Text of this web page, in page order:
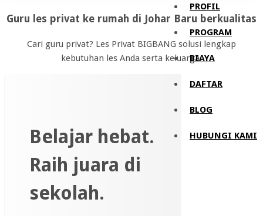
PROFIL
PROGRAM
BIAYA
DAFTAR
BLOG
HUBUNGI KAMI
Guru les privat ke rumah di Johar Baru berkualitas
Cari guru privat? Les Privat BIGBANG solusi lengkap
kebutuhan les Anda serta keluarga.
Belajar hebat.
Raih juara di
sekolah.